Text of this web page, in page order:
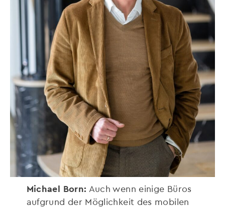
Michael Born: Auch wenn einige Büros
aufgrund der Möglichkeit des mobilen